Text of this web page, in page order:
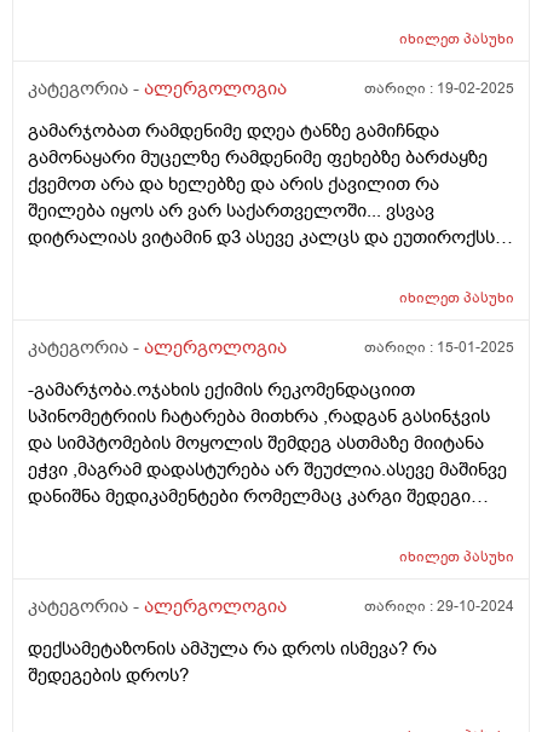
მაგრამ ყელში დისკომფორტი, ყელის დასაწყისში
განსაკუთრებით, თითქოს ყელის კუნთები მაქვს
დაჭიმული. ზოგადად თან ნევროზიც მაქვს, და ამის
ფონზე უფრო ცუდად ვგრძნობ თავს. იქნებ მირჩიოთ
რამე, მადლობა წინასწარ
იხილეთპასუხი
კატეგორია - ალერგოლოგია თარიღი : 19-02-2025
გამარჯობათ რამდენიმე დღეა ტანზე გამიჩნდა
გამონაყარი მუცელზე რამდენიმე ფეხებზე ბარძაყზე
ქვემოთ არა და ხელებზე და არის ქავილით რა
შეილება იყოს არ ვარ საქართველოში... ვსვავ
დიტრალიას ვიტამინ დ3 ასევე კალცს და ეუთიროქსს
მოქმედების წამალს სენადექსინს შეილება თუარა რომ
მიპასუხოთ. ვიცი რომ ამომწურავი პასუხი ასე ვერ
ვნერვიულობ
იხილეთპასუხი
კატეგორია - ალერგოლოგია თარიღი : 15-01-2025
-გამარჯობა.ოჯახის ექიმის რეკომენდაციით
სპინომეტრიის ჩატარება მითხრა ,რადგან გასინჯვის
და სიმპტომების მოყოლის შემდეგ ასთმაზე მიიტანა
ეჭვი ,მაგრამ დადასტურება არ შეუძლია.ასევე მაშინვე
დანიშნა მედიკამენტები რომელმაც კარგი შედეგი
ალაგდა.ეხლა კარგად ვარ და ამ კონკრეტულ
თუ უშუალოდ იმ პერიოდში გავიკეთოთ როცა
შეიძლება ეხლა ვერაფერი დასტურდეს ან ეს ანალიზი
კეთდება რომ გავიგოთ რა იწვევს თუ დადასტურდა?
იხილეთპასუხი
კატეგორია - ალერგოლოგია თარიღი :29-10-2024
დექსამეტაზონის ამპულა რა დროს ისმევა? რა
შედეგების დროს?